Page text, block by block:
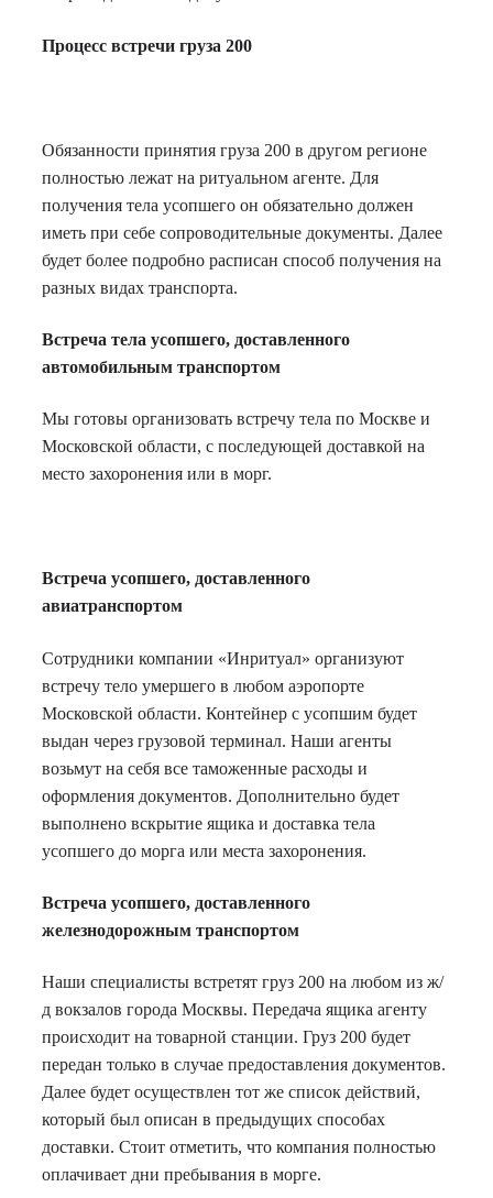
Процесс встречи груза 200
Обязанности принятия груза 200 в другом регионе
полностью лежат на ритуальном агенте. Для
получения тела усопшего он обязательно должен
иметь при себе сопроводительные документы. Далее
будет более подробно расписан способ получения на
разных видах транспорта.
Встреча тела усопшего, доставленного
автомобильным транспортом
Мы готовы организовать встречу тела по Москве и
Московской области, с последующей доставкой на
место захоронения или в морг.
Встреча усопшего, доставленного
авиатранспортом
Сотрудники компании «Инритуал» организуют
встречу тело умершего в любом аэропорте
Московской области. Контейнер с усопшим будет
выдан через грузовой терминал. Наши агенты
возьмут на себя все таможенные расходы и
оформления документов. Дополнительно будет
выполнено вскрытие ящика и доставка тела
усопшего до морга или места захоронения.
Встреча усопшего, доставленного
железнодорожным транспортом
Наши специалисты встретят груз 200 на любом из ж/
д вокзалов города Москвы. Передача ящика агенту
происходит на товарной станции. Груз 200 будет
передан только в случае предоставления документов.
Далее будет осуществлен тот же список действий,
который был описан в предыдущих способах
доставки. Стоит отметить, что компания полностью
оплачивает дни пребывания в морге.